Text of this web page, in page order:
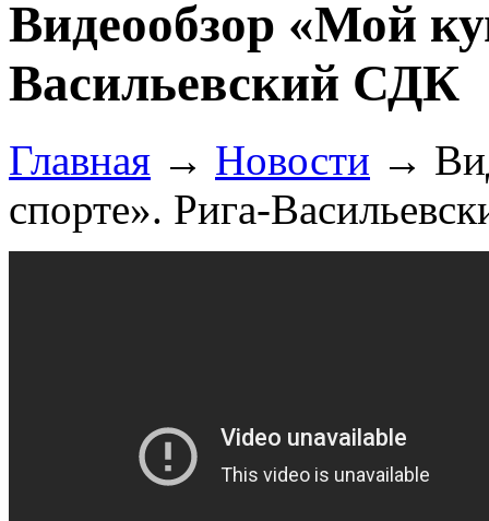
Видеообзор «Мой
Васильевский СДК
Главная → Новости →
спорте». Рига-